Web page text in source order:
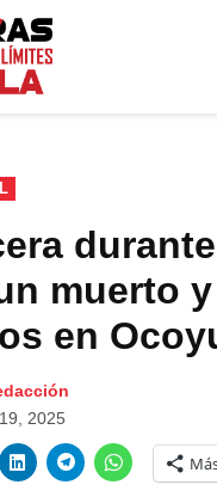
muerto
en
2025